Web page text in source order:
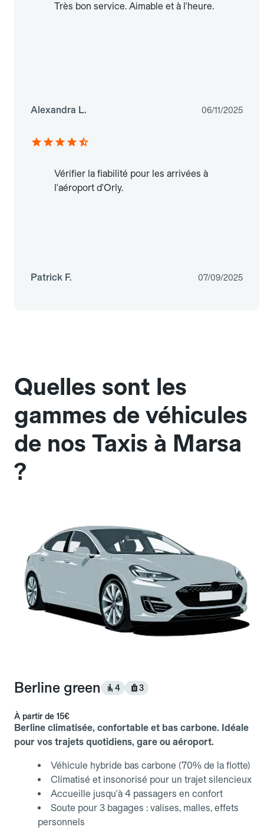
Très bon service. Aimable et à l'heure.
Alexandra L. 06/11/2025
Vérifier la fiabilité pour les arrivées à
l'aéroport d'Orly.
Patrick F. 07/09/2025
Quelles sont les
gammes de véhicules
de nos Taxis à Marsa
?
Berline green 4 3
À partir de 15€
Berline climatisée, confortable et bas carbone. Idéale
pour vos trajets quotidiens, gare ou aéroport.
Véhicule hybride bas carbone (70% de la flotte)
Climatisé et insonorisé pour un trajet silencieux
Accueille jusqu'à 4 passagers en confort
Soute pour 3 bagages : valises, malles, effets
personnels